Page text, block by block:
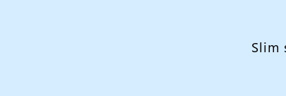
Slim